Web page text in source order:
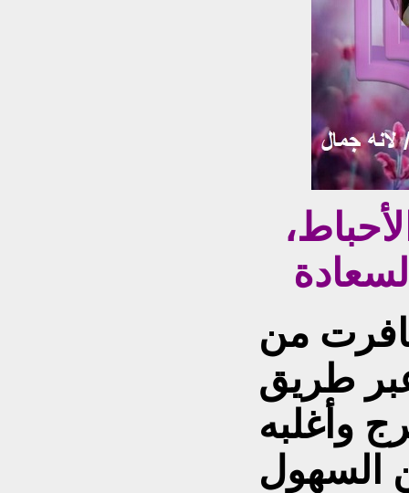
من
طريق
متعرج وأغلبه
السهول